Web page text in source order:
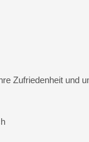
Zufriedenheit und